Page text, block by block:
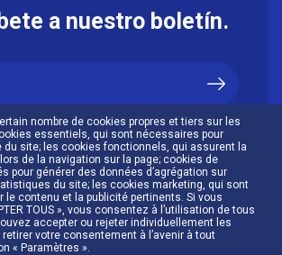
nombre de cookies propres et tiers sur les
essentiels, qui sont nécessaires pour
du site; les cookies fonctionnels, qui assurent la
de la navigation sur la page; cookies de
pour générer des données d’agrégation sur
du site; les cookies marketing, qui sont
le contenu et la publicité pertinents. Si vous
TOUS », vous consentez à l’utilisation de tous
accepter ou rejeter individuellement les
votre consentement à l’avenir à tout
« Paramètres ».
a nuestro boletín.
lapolitique de confidentialité